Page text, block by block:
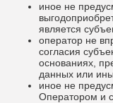
иное не
является
оператор не
согласия
основаниях,
данных или
иное не
Оператором и